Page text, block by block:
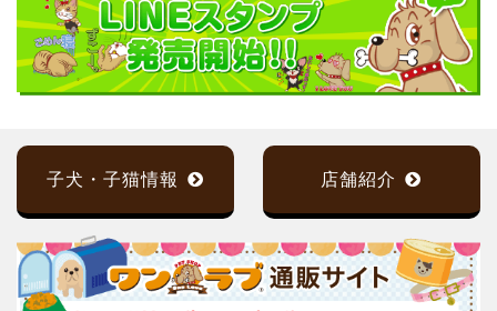
子犬・子猫情報 店舗紹介